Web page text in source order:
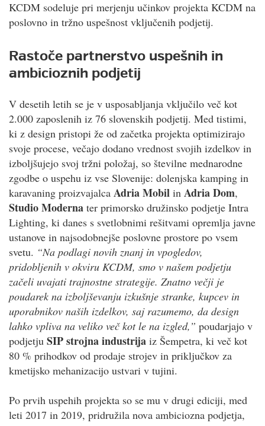
KCDM sodeluje pri merjenju učinkov projekta KCDM na
poslovno in tržno uspešnost vključenih podjetij.
Rastoče partnerstvo uspešnih in
ambicioznih podjetij
V desetih letih se je v usposabljanja vključilo več kot
2.000 zaposlenih iz 76 slovenskih podjetij. Med tistimi,
ki z design pristopi že od začetka projekta optimizirajo
svoje procese, večajo dodano vrednost svojih izdelkov in
izboljšujejo svoj tržni položaj, so številne mednarodne
zgodbe o uspehu iz vse Slovenije: dolenjska kamping in
karavaning proizvajalca Adria Mobil in Adria Dom,
Studio Moderna ter primorsko družinsko podjetje Intra
Lighting, ki danes s svetlobnimi rešitvami opremlja javne
ustanove in najsodobnejše poslovne prostore po vsem
svetu. “Na podlagi novih znanj in vpogledov,
pridobljenih v okviru KCDM, smo v našem podjetju
začeli uvajati trajnostne strategije. Znatno večji je
poudarek na izboljševanju izkušnje stranke, kupcev in
uporabnikov naših izdelkov, saj razumemo, da design
lahko vpliva na veliko več kot le na izgled,” poudarjajo v
podjetju SIP strojna industrija iz Šempetra, ki več kot
80 % prihodkov od prodaje strojev in priključkov za
kmetijsko mehanizacijo ustvari v tujini.
Po prvih uspehih projekta so se mu v drugi ediciji, med
leti 2017 in 2019, pridružila nova ambiciozna podjetja,